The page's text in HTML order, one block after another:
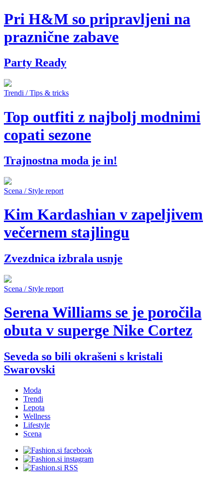
Pri H&M so pripravljeni na
praznične zabave
Party Ready
Trendi / Tips & tricks
Top outfiti z najbolj modnimi
copati sezone
Trajnostna moda je in!
Scena / Style report
Kim Kardashian v zapeljivem
večernem stajlingu
Zvezdnica izbrala usnje
Scena / Style report
Serena Williams se je poročila
obuta v superge Nike Cortez
Seveda so bili okrašeni s kristali
Swarovski
Moda
Trendi
Lepota
Wellness
Lifestyle
Scena